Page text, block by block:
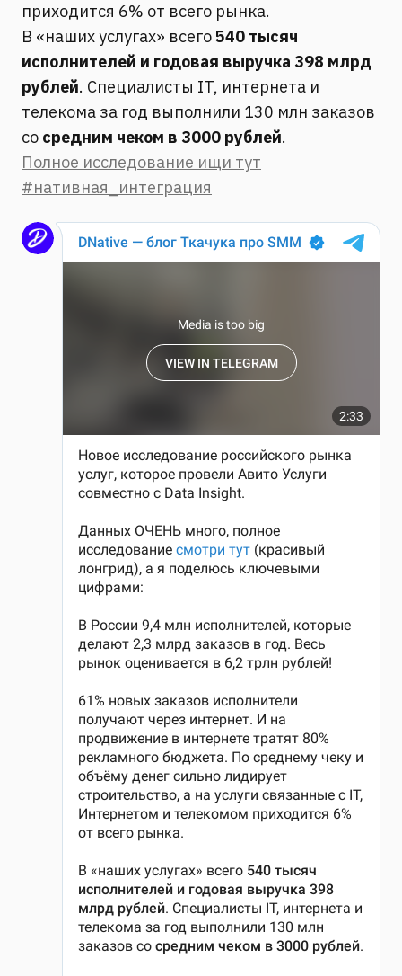
приходится 6% от всего рынка.
В «наших услугах» всего540 тысяч
исполнителей и годовая выручка 398 млрд
рублей. Специалисты IT, интернета и
телекома за год выполнили 130 млн заказов
со средним чеком в 3000 рублей.
Полное исследование ищи тут
#нативная_интеграция